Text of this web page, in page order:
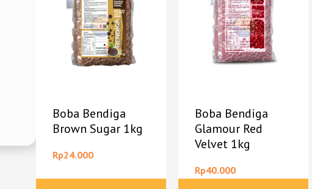
Boba Bendiga
Brown Sugar 1kg
Rp24.000
Boba Bendiga
Glamour Red
Velvet 1kg
Rp40.000